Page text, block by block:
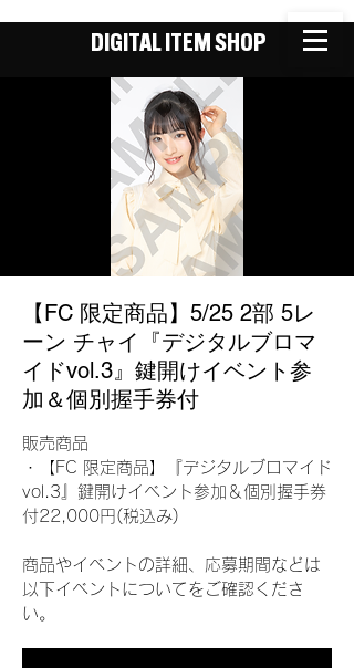
DIGITAL ITEM SHOP
【FC 限定商品】5/25 2部 5レ
ーン チャイ『デジタルブロマ
イドvol.3』鍵開けイベント参
加＆個別握手券付
販売商品
・【FC 限定商品】『デジタルブロマイド
vol.3』鍵開けイベント参加＆個別握手券
付22,000円(税込み)
商品やイベントの詳細、応募期間などは
以下イベントについてをご確認くださ
い。